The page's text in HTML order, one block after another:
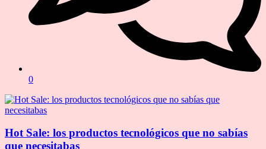
0
Hot Sale: los productos tecnológicos que no sabías
que necesitabas